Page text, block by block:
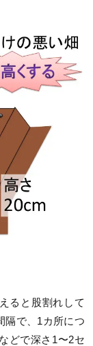
ると股割れして
隔で、1カ所につ
どで深さ1〜2セ